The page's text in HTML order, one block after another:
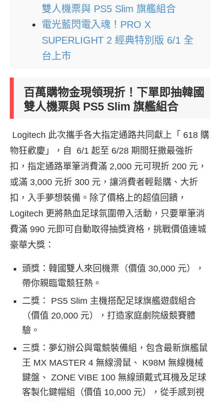
雙人機票與 PS5 Slim 旗艦組合
電光藍閃電入魂！PRO X
SUPERLIGHT 2 經典特別版 6/1 全
台上市
百萬購物金現領現折！下單即抽韓國
雙人機票與 PS5 Slim 旗艦組合
Logitech 此次攜手各大指定通路共同獻上「 618 購
物狂歡慶」，自 6/1 起至 6/28 期間狂撒最強折
扣，指定通路單筆消費滿 2,000 元可現折 200 元，
或滿 3,000 元折 300 元，讓消費者輕鬆購、大折
扣，入手夢想裝備。除了價格上的超值回饋，
Logitech 更將熱血足球氛圍帶入活動，只要單筆消
費滿 990 元即可自動取得抽獎資格，挑戰價值連城
豪華大獎：
頭獎：韓國雙人來回機票（價值 30,000 元），
帶你親臨電競狂熱。
二獎： PS5 Slim 主機搭配足球旗艦遊戲組合
（價值 20,000 元），打造家庭劇院級競賽體
驗。
三獎：夢幻辦公與電競裝備組，包含最新旗艦鼠
王 MX MASTER 4 無線滑鼠、 K98M 無線機械
鍵盤、 ZONE VIBE 100 無線頭戴式耳機及足球
客製化鍵帽組（價值 10,000 元），從手感到視